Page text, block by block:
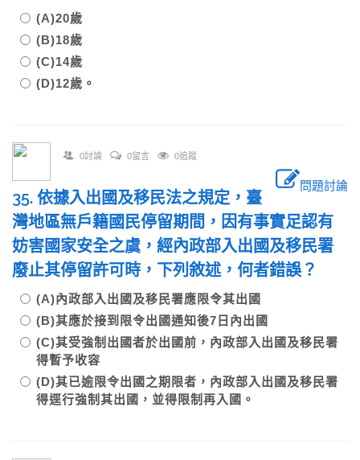
(A)20歲
(B)18歲
(C)14歲
(D)12歲。
0討論 0留言 0追蹤
問題討論
35. 依據入出國及移民法之規定，臺
灣地區無戶籍國民停留期間，因有事實足認有
妨害國家安全之虞，經內政部入出國及移民署
廢止其停留許可時，下列敘述，何者錯誤？
(A)內政部入出國及移民署應限令其出國
(B)其應於接到限令出國通知後7日內出國
(C)其受強制出國者於出國前，內政部入出國及移民署
得暫予收容
(D)其已逾限令出國之期限者，內政部入出國及移民署
得逕行強制其出國，並得限制再入國。